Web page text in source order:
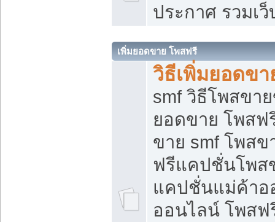
ประกาศ รวมเ
เพิ่มยอดขาย โพสฟรี
วิธีเพิ่มยอดข
smf วิธีโพสขา
ยอดขาย โพสฟ
ขาย smf โพส
ฟรีแคปชั่นโพส
แคปชั่นแม่ค้า
ออนไลน์ โพสฟ